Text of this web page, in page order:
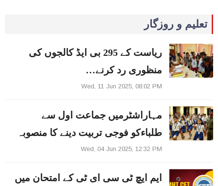
تعلیم و روزگار
ریاست کے 295 بی ایڈ کالجوں کی
منظوری رد کرنے…
Wed, 11 Jun 2025, 08:02 PM
مہاراشٹرمیں جماعت اول سے
طلباءکو فوجی تربیت دینے کا منصوبہ
Wed, 04 Jun 2025, 12:32 PM
ایم ایچ ٹی سی ای ٹی کے امتحان میں